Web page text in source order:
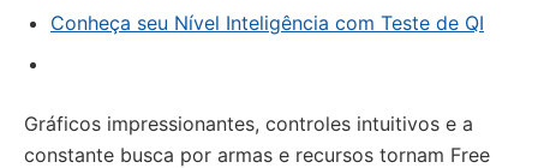
Conheça seu Nível Inteligência com Teste de QI
Gráficos impressionantes, controles intuitivos e a
constante busca por armas e recursos tornam Free